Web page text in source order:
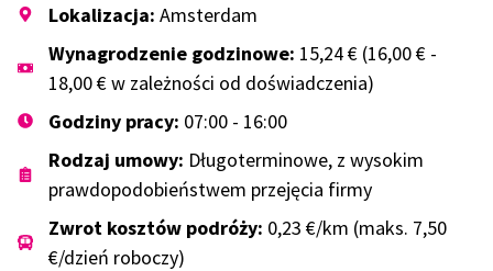
Lokalizacja: Amsterdam
Wynagrodzenie godzinowe: 15,24 € (16,00 € -
18,00 € w zależności od doświadczenia)
Godziny pracy: 07:00 - 16:00
Rodzaj umowy: Długoterminowe, z wysokim
prawdopodobieństwem przejęcia firmy
Zwrot kosztów podróży: 0,23 €/km (maks. 7,50
€/dzień roboczy)